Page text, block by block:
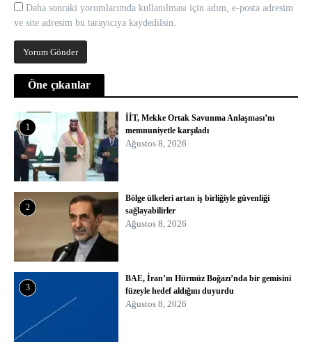
Daha sonraki yorumlarımda kullanılması için adım, e-posta adresim
ve site adresim bu tarayıcıya kaydedilsin.
Öne çıkanlar
1
İİT, Mekke Ortak Savunma Anlaşması’nı
memnuniyetle karşıladı
Ağustos 8, 2026
2
Bölge ülkeleri artan iş birliğiyle güvenliği
sağlayabilirler
Ağustos 8, 2026
3
BAE, İran’ın Hürmüz Boğazı’nda bir gemisini
füzeyle hedef aldığını duyurdu
Ağustos 8, 2026